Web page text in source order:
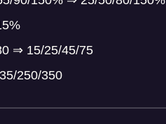
⇒ 15/25/45/75
250/350